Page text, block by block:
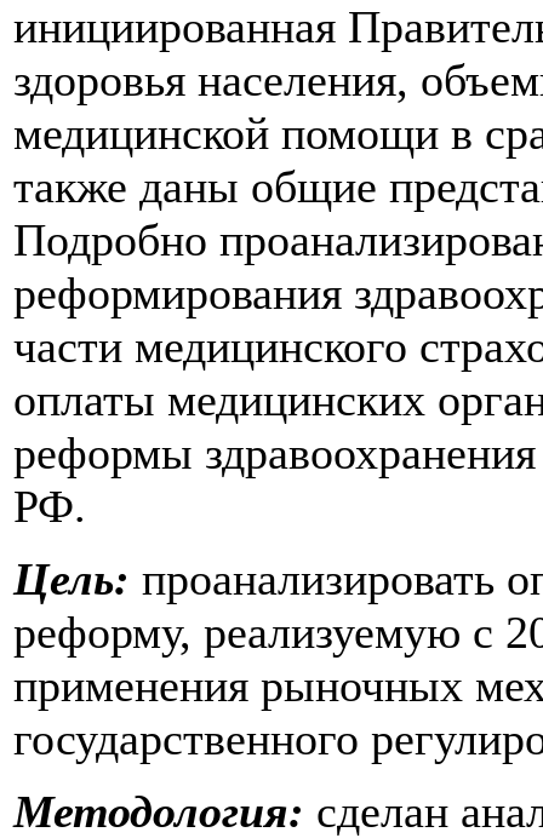
инициированная
здоровья населения,
медицинской помощи в
также даны общие
Подробно
реформирования
части медицинского
оплаты медицинских
реформы
РФ.
Цель: проанализировать
реформу, реализуемую с
применения рыночных
государственного
Методология: сделан